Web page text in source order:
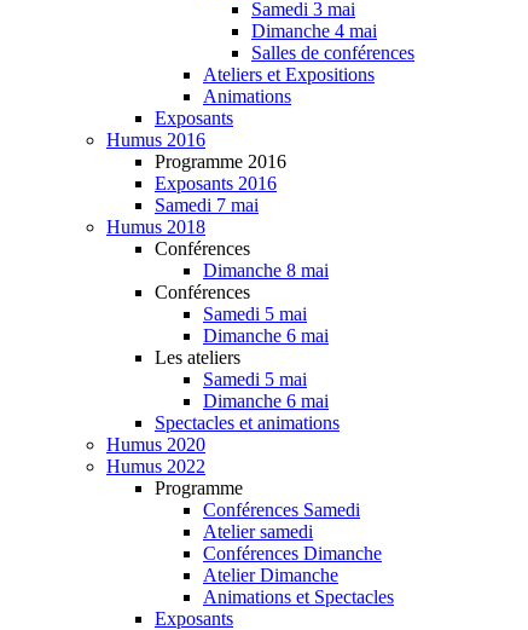
Samedi 3 mai
Dimanche 4 mai
Salles de conférences
Ateliers et Expositions
Animations
Exposants
Humus 2016
Programme 2016
Exposants 2016
Samedi 7 mai
Humus 2018
Conférences
Dimanche 8 mai
Conférences
Samedi 5 mai
Dimanche 6 mai
Les ateliers
Samedi 5 mai
Dimanche 6 mai
Spectacles et animations
Humus 2020
Humus 2022
Programme
Conférences Samedi
Atelier samedi
Conférences Dimanche
Atelier Dimanche
Animations et Spectacles
Exposants